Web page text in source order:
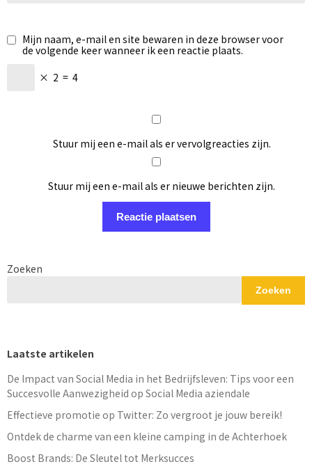
Mijn naam, e-mail en site bewaren in deze browser voor
de volgende keer wanneer ik een reactie plaats.
× 2 = 4
Stuur mij een e-mail als er vervolgreacties zijn.
Stuur mij een e-mail als er nieuwe berichten zijn.
Zoeken
Zoeken
Laatste artikelen
De Impact van Social Media in het Bedrijfsleven: Tips voor een
Succesvolle Aanwezigheid op Social Media aziendale
Effectieve promotie op Twitter: Zo vergroot je jouw bereik!
Ontdek de charme van een kleine camping in de Achterhoek
Boost Brands: De Sleutel tot Merksucces